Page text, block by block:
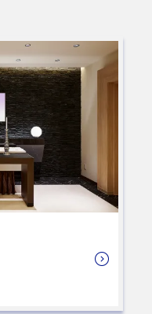
て下さり、また葬儀
て、いいお式が出来
ざいました。
利用時期：2024年10月
た中にもメリハリの
だきありがとうござ
と故人とお別れがで